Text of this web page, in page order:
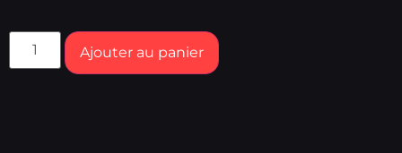
Ajouter au panier